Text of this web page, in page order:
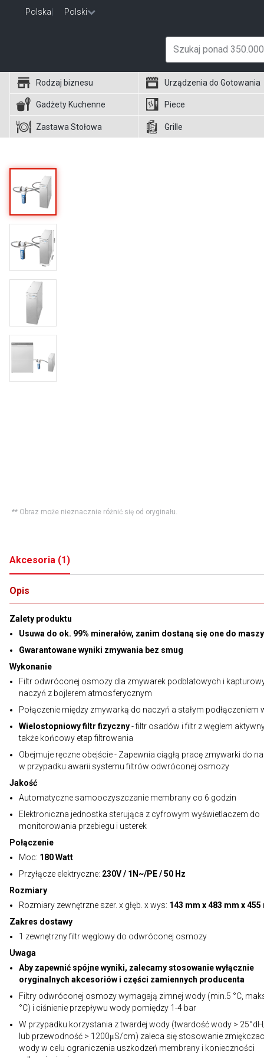
Polska Polski
Rodzaj biznesu Urządzenia do Gotowania
Gadżety Kuchenne Piece
Zastawa Stołowa Grille
** Obraz może nieznacznie różnić się od oryginału.
Akcesoria (1)
Opis
Zalety produktu
Usuwa do ok. 99% minerałów, zanim dostaną się one do
Gwarantowane wyniki zmywania bez smug
Wykonanie
Filtr odwróconej osmozy dla zmywarek podblatowych i
naczyń z bojlerem atmosferycznym
Połączenie między zmywarką do naczyń a stałym podłączeniem
Wielostopniowy filtr fizyczny- filtr osadów i filtr z węglem
także końcowy etap filtrowania
Obejmuje ręczne obejście - Zapewnia ciągłą pracę zmywarki do
w przypadku awarii systemu filtrów odwróconej osmozy
Jakość
Automatyczne samooczyszczanie membrany co 6 godzin
Elektroniczna jednostka sterująca z cyfrowym wyświetlaczem do
monitorowania przebiegu i usterek
Połączenie
Moc: 180 Watt
Przyłącze elektryczne: 230V / 1N~/PE / 50 Hz
Rozmiary
Rozmiary zewnętrzne szer. x głęb. x wys: 143 mm x 483 mm x 455
Zakres dostawy
1 zewnętrzny filtr węglowy do odwróconej osmozy
Uwaga
Aby zapewnić spójne wyniki, zalecamy stosowanie wyłącznie
oryginalnych akcesoriów i części zamiennych producenta
Filtry odwróconej osmozy wymagają zimnej wody (min.5 °C,
°C) i ciśnienie przepływu wody pomiędzy 1-4 bar
W przypadku korzystania z twardej wody (twardość wody >
lub przewodność > 1200μS/cm) zaleca się stosowanie
wody w celu ograniczenia uszkodzeń membrany i konieczności